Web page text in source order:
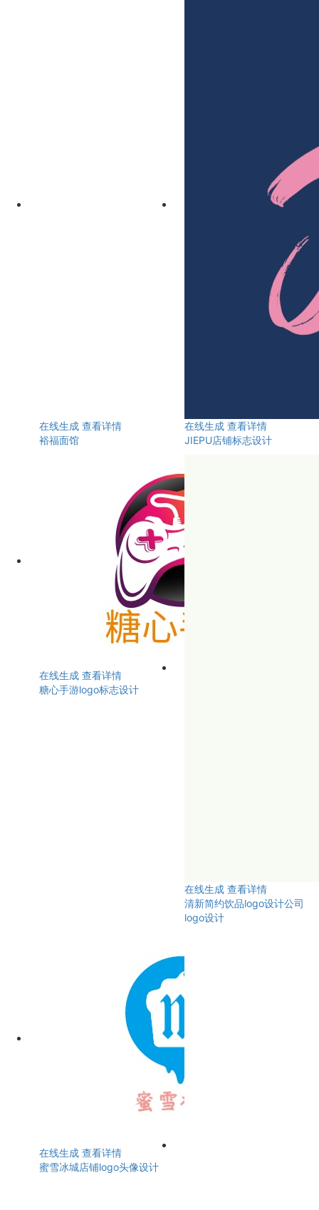
在线生成 查看详情
裕福面馆
在线生成 查看详情
JIEPU店铺标志设计
在线生成 查看详情
糖心手游logo标志设计
在线生成 查看详情
清新简约饮品logo设计公司
logo设计
在线生成 查看详情
蜜雪冰城店铺logo头像设计